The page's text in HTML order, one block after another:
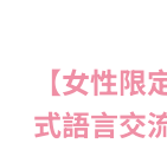
【女性
式語言交